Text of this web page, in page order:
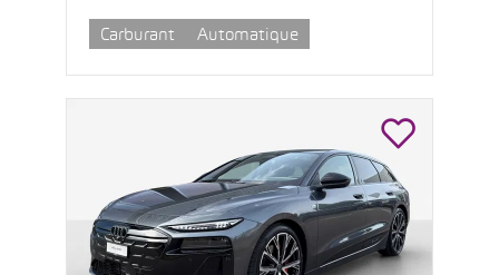
Carburant Automatique